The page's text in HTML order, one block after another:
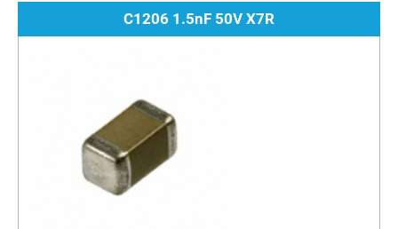
C1206 1.5nF 50V X7R